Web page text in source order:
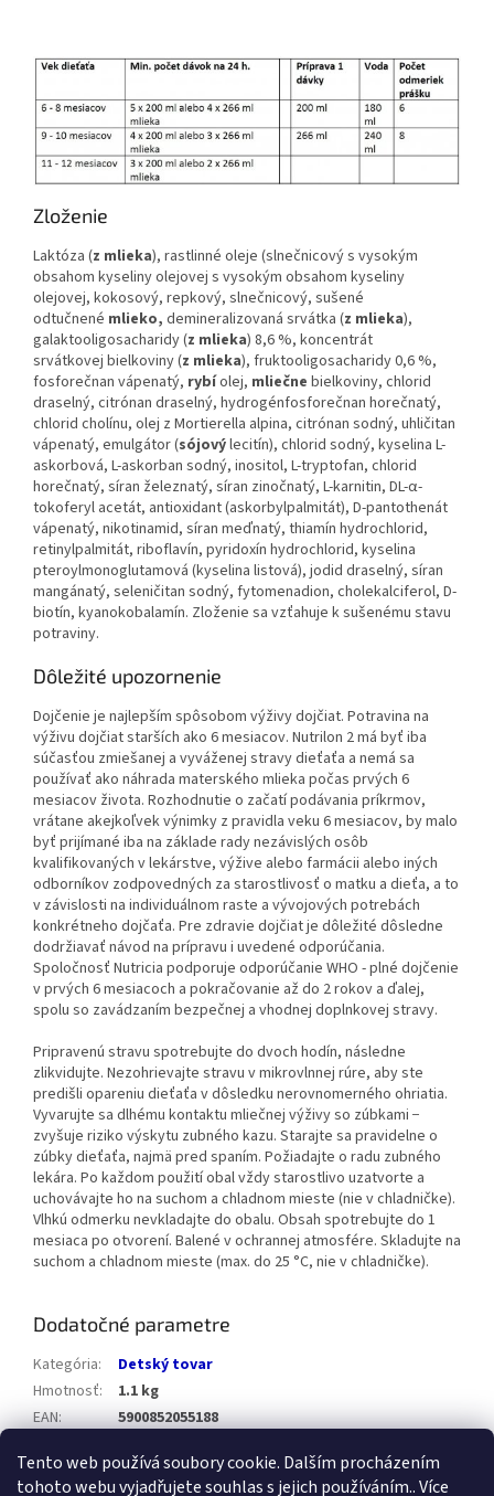
Tento web používá soubory cookie. Dalším procházením
tohoto webu vyjadřujete souhlas s jejich používáním.. Více
Zloženie
Laktóza (z mlieka), rastlinné oleje (slnečnicový s vysokým
obsahom kyseliny olejovej s vysokým obsahom kyseliny
olejovej, kokosový, repkový, slnečnicový, sušené
odtučnené mlieko, demineralizovaná srvátka (z mlieka),
galaktooligosacharidy (z mlieka) 8,6 %, koncentrát
srvátkovej bielkoviny (z mlieka), fruktooligosacharidy 0,6 %,
fosforečnan vápenatý, rybíolej, mliečne bielkoviny, chlorid
draselný, citrónan draselný, hydrogénfosforečnan horečnatý,
chlorid cholínu, olej z Mortierella alpina, citrónan sodný, uhličitan
vápenatý, emulgátor (sójovýlecitín), chlorid sodný, kyselina L-
askorbová, L-askorban sodný, inositol, L-tryptofan, chlorid
horečnatý, síran železnatý, síran zinočnatý, L-karnitin, DL-α-
tokoferyl acetát, antioxidant (askorbylpalmitát), D-pantothenát
vápenatý, nikotinamid, síran meďnatý, thiamín hydrochlorid,
retinylpalmitát, riboflavín, pyridoxín hydrochlorid, kyselina
pteroylmonoglutamová (kyselina listová), jodid draselný, síran
mangánatý, seleničitan sodný, fytomenadion, cholekalciferol, D-
biotín, kyanokobalamín. Zloženie sa vzťahuje k sušenému stavu
potraviny.
Dôležité upozornenie
Dojčenie je najlepším spôsobom výživy dojčiat. Potravina na
výživu dojčiat starších ako 6 mesiacov. Nutrilon 2 má byť iba
súčasťou zmiešanej a vyváženej stravy dieťaťa a nemá sa
používať ako náhrada materského mlieka počas prvých 6
mesiacov života. Rozhodnutie o začatí podávania príkrmov,
vrátane akejkoľvek výnimky z pravidla veku 6 mesiacov, by malo
byť prijímané iba na základe rady nezávislých osôb
kvalifikovaných v lekárstve, výžive alebo farmácii alebo iných
odborníkov zodpovedných za starostlivosť o matku a dieťa, a to
v závislosti na individuálnom raste a vývojových potrebách
konkrétneho dojčaťa. Pre zdravie dojčiat je dôležité dôsledne
dodržiavať návod na prípravu i uvedené odporúčania.
Spoločnosť Nutricia podporuje odporúčanie WHO - plné dojčenie
v prvých 6 mesiacoch a pokračovanie až do 2 rokov a ďalej,
spolu so zavádzaním bezpečnej a vhodnej doplnkovej stravy.
Pripravenú stravu spotrebujte do dvoch hodín, následne
zlikvidujte. Nezohrievajte stravu v mikrovlnnej rúre, aby ste
predišli opareniu dieťaťa v dôsledku nerovnomerného ohriatia.
Vyvarujte sa dlhému kontaktu mliečnej výživy so zúbkami −
zvyšuje riziko výskytu zubného kazu. Starajte sa pravidelne o
zúbky dieťaťa, najmä pred spaním. Požiadajte o radu zubného
lekára. Po každom použití obal vždy starostlivo uzatvorte a
uchovávajte ho na suchom a chladnom mieste (nie v chladničke).
Vlhkú odmerku nevkladajte do obalu. Obsah spotrebujte do 1
mesiaca po otvorení. Balené v ochrannej atmosfére. Skladujte na
suchom a chladnom mieste (max. do 25 °C, nie v chladničke).
Dodatočné parametre
Kategória:
Detský tovar
Hmotnosť:
1.1 kg
EAN:
5900852055188